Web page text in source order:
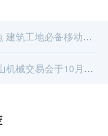
备移动式垃圾破碎站厂家
月15日上午在荥阳市正式开幕